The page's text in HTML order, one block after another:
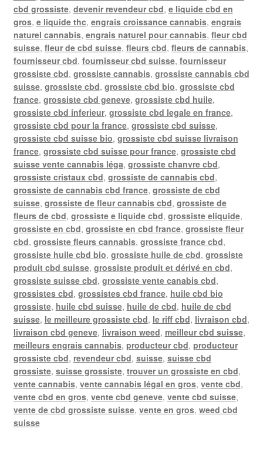
cbd grossiste, devenir revendeur cbd, e liquide cbd en
gros, e liquide thc, engrais croissance cannabis, engrais
naturel cannabis, engrais naturel pour cannabis, fleur cbd
suisse, fleur de cbd suisse, fleurs cbd, fleurs de cannabis,
fournisseur cbd, fournisseur cbd suisse, fournisseur
grossiste cbd, grossiste cannabis, grossiste cannabis cbd
suisse, grossiste cbd, grossiste cbd bio, grossiste cbd
france, grossiste cbd geneve, grossiste cbd huile,
grossiste cbd inferieur, grossiste cbd legale en france,
grossiste cbd pour la france, grossiste cbd suisse,
grossiste cbd suisse bio, grossiste cbd suisse livraison
france, grossiste cbd suisse pour france, grossiste cbd
suisse vente cannabis léga, grossiste chanvre cbd,
grossiste cristaux cbd, grossiste de cannabis cbd,
grossiste de cannabis cbd france, grossiste de cbd
suisse, grossiste de fleur cannabis cbd, grossiste de
fleurs de cbd, grossiste e liquide cbd, grossiste eliquide,
grossiste en cbd, grossiste en cbd france, grossiste fleur
cbd, grossiste fleurs cannabis, grossiste france cbd,
grossiste huile cbd bio, grossiste huile de cbd, grossiste
produit cbd suisse, grossiste produit et dérivé en cbd,
grossiste suisse cbd, grossiste vente canabis cbd,
grossistes cbd, grossistes cbd france, huile cbd bio
grossiste, huile cbd suisse, huile de cbd, huile de cbd
suisse, le meilleure grossiste cbd, le riff cbd, livraison cbd,
livraison cbd geneve, livraison weed, meilleur cbd suisse,
meilleurs engrais cannabis, producteur cbd, producteur
grossiste cbd, revendeur cbd, suisse, suisse cbd
grossiste, suisse grossiste, trouver un grossiste en cbd,
vente cannabis, vente cannabis légal en gros, vente cbd,
vente cbd en gros, vente cbd geneve, vente cbd suisse,
vente de cbd grossiste suisse, vente en gros, weed cbd
suisse